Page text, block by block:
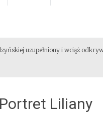
uzupełniony i wciąż
Liliany